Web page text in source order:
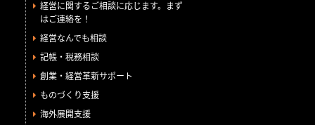
経営に関するご相談に応じます。まず
はご連絡を！
経営なんでも相談
記帳・税務相談
創業・経営革新サポート
ものづくり支援
海外展開支援